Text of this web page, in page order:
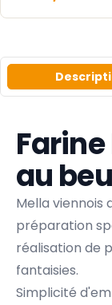
au
Mella viennois
préparation
réalisation de
fantaisies.
Simplicité